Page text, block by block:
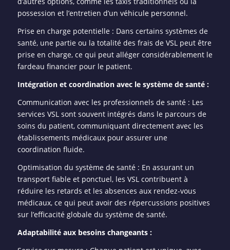
possession et l’entretien d’un véhicule personnel.
Prise en charge potentielle : Dans certains systèmes de
santé, une partie ou la totalité des frais de VSL peut être
prise en charge, ce qui peut alléger considérablement le
fardeau financier pour le patient.
Intégration et coordination avec le système de santé :
Communication avec les professionnels de santé : Les
services VSL sont souvent intégrés dans le parcours de
soins du patient, communiquant directement avec les
établissements médicaux pour assurer une
coordination fluide.
Optimisation du système de santé : En assurant un
transport fiable et ponctuel, les VSL contribuent à
réduire les retards et les absences aux rendez-vous
médicaux, ce qui peut avoir des répercussions positives
sur l’efficacité globale du système de santé.
Adaptabilité aux besoins changeants :